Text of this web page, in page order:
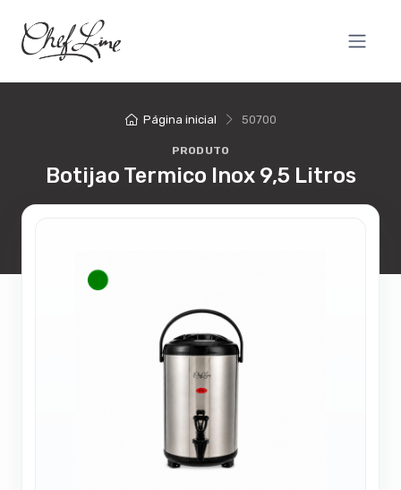
Página inicial 50700
PRODUTO
Botijao Termico Inox 9,5 Litros